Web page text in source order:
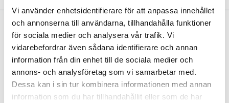
Vi använder enhetsidentifierare för att anpassa innehållet
och annonserna till användarna, tillhandahålla funktioner
för sociala medier och analysera vår trafik. Vi
vidarebefordrar även sådana identifierare och annan
information från din enhet till de sociala medier och
annons- och analysföretag som vi samarbetar med.
Dessa kan i sin tur kombinera informationen med annan
information som du har tillhandahållit eller som de har
Marie Eriksson:Ibland är
leken viktigare än att göra
det vi planerat
KRÖNIKA
Ska vi kunna ge barnen tid, rum och
ro att hitta på lekar, experimentera och uppleva, i
linje med läroplanen, så måste vi ibland fånga